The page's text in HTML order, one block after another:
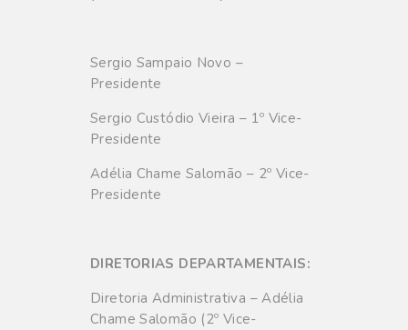
Sergio Sampaio Novo –
Presidente
Sergio Custódio Vieira – 1º Vice-
Presidente
Adélia Chame Salomão – 2º Vice-
Presidente
DIRETORIAS DEPARTAMENTAIS:
Diretoria Administrativa – Adélia
Chame Salomão (2º Vice-